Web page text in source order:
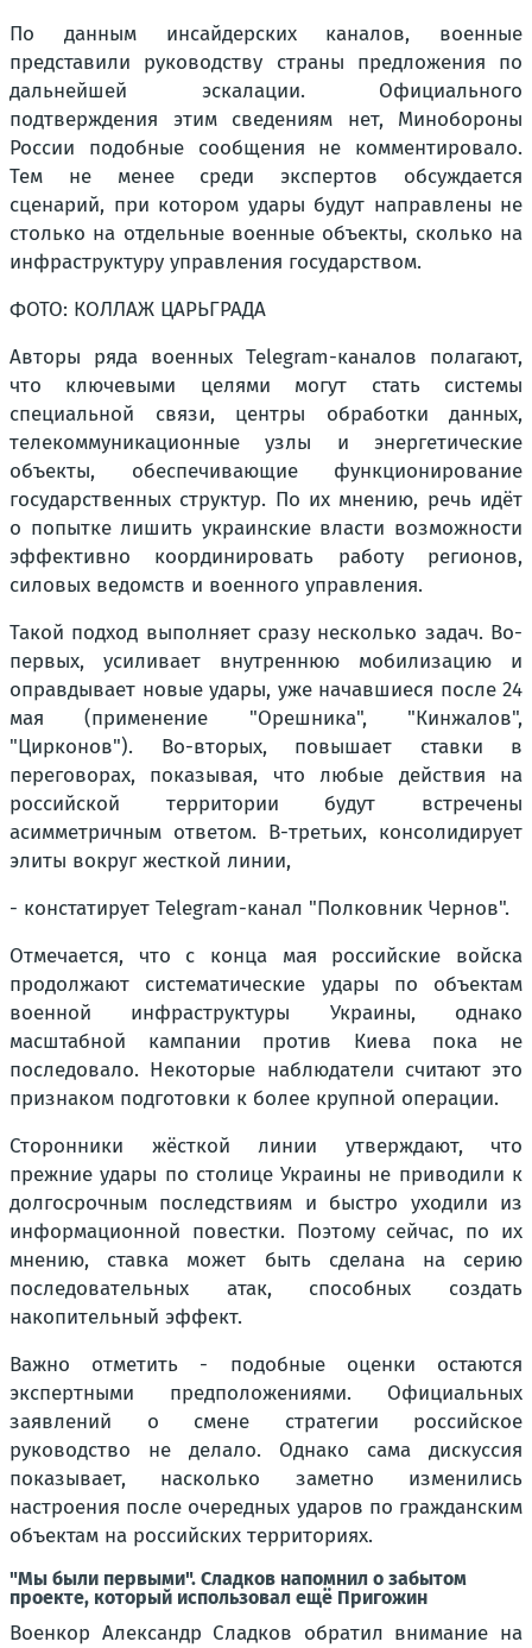
По данным инсайдерских каналов, военные
представили руководству страны предложения по
дальнейшей эскалации. Официального
подтверждения этим сведениям нет, Минобороны
России подобные сообщения не комментировало.
Тем не менее среди экспертов обсуждается
сценарий, при котором удары будут направлены не
столько на отдельные военные объекты, сколько на
инфраструктуру управления государством.
ФОТО: КОЛЛАЖ ЦАРЬГРАДА
Авторы ряда военных Telegram-каналов полагают,
что ключевыми целями могут стать системы
специальной связи, центры обработки данных,
телекоммуникационные узлы и энергетические
объекты, обеспечивающие функционирование
государственных структур. По их мнению, речь идёт
о попытке лишить украинские власти возможности
эффективно координировать работу регионов,
силовых ведомств и военного управления.
Такой подход выполняет сразу несколько задач. Во-
первых, усиливает внутреннюю мобилизацию и
оправдывает новые удары, уже начавшиеся после 24
мая (применение "Орешника", "Кинжалов",
"Цирконов"). Во-вторых, повышает ставки в
переговорах, показывая, что любые действия на
российской территории будут встречены
асимметричным ответом. В-третьих, консолидирует
элиты вокруг жесткой линии,
- констатирует Telegram-канал "Полковник Чернов".
Отмечается, что с конца мая российские войска
продолжают систематические удары по объектам
военной инфраструктуры Украины, однако
масштабной кампании против Киева пока не
последовало. Некоторые наблюдатели считают это
признаком подготовки к более крупной операции.
Сторонники жёсткой линии утверждают, что
прежние удары по столице Украины не приводили к
долгосрочным последствиям и быстро уходили из
информационной повестки. Поэтому сейчас, по их
мнению, ставка может быть сделана на серию
последовательных атак, способных создать
накопительный эффект.
Важно отметить - подобные оценки остаются
экспертными предположениями. Официальных
заявлений о смене стратегии российское
руководство не делало. Однако сама дискуссия
показывает, насколько заметно изменились
настроения после очередных ударов по гражданским
объектам на российских территориях.
"Мы были первыми". Сладков напомнил о забытом
проекте, который использовал ещё Пригожин
Военкор Александр Сладков обратил внимание на